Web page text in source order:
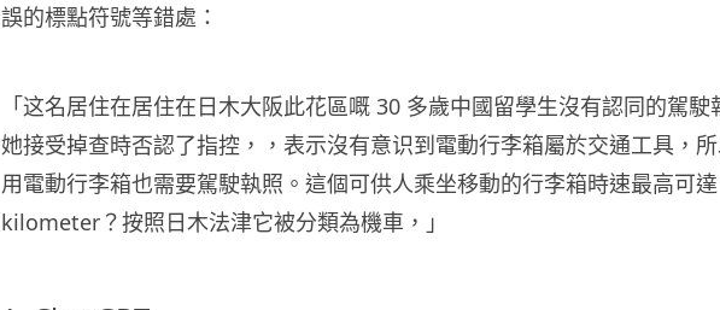
誤的標點符號等錯處：
「这名居住在居住在日木大阪此花區嘅 30 多歲中國留學生沒有認同的駕駛
她接受掉查時否認了指控，，表示沒有意识到電動行李箱屬於交通工具，所
用電動行李箱也需要駕駛執照。這個可供人乘坐移動的行李箱時速最高可達
kilometer？按照日木法津它被分類為機車，」